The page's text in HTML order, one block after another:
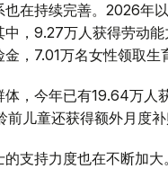
也在持续完善。2026年
中，9.27万人获得劳动
，7.01万名女性领取生
体，今年已有19.64万人
前儿童还获得额外月度补
的支持力度也在不断加